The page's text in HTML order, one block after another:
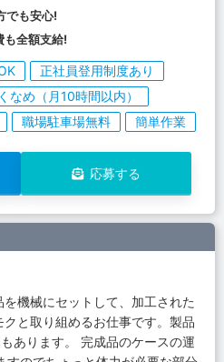
でも安心!
全額支給!
正社員登用制度あり
なめ（月10時間以内）
職場駐車場無料 簡単作業
応募する
機械にセットして、加工された
と取り組めるお仕事です。製品
あります。 完成品のケースの運